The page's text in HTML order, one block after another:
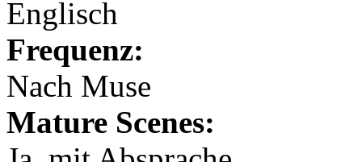
Englisch
Frequenz:
Nach Muse
Mature Scenes: